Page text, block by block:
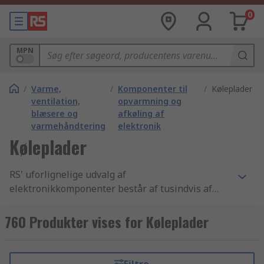
0
MPN
/ Varme,
ventilation,
blæsere og
varmehåndtering
/ Komponenter til
opvarmning og
afkøling af
elektronik
/ Køleplader
Køleplader
RS' uforlignelige udvalg af
elektronikkomponenter består af tusindvis af
produkter, der inkluderer Aircondition og
klimaregulering - apparater, HVAC følere og
bedste Køleplader produkter samt de bedste
760 Produkter vises for Køleplader